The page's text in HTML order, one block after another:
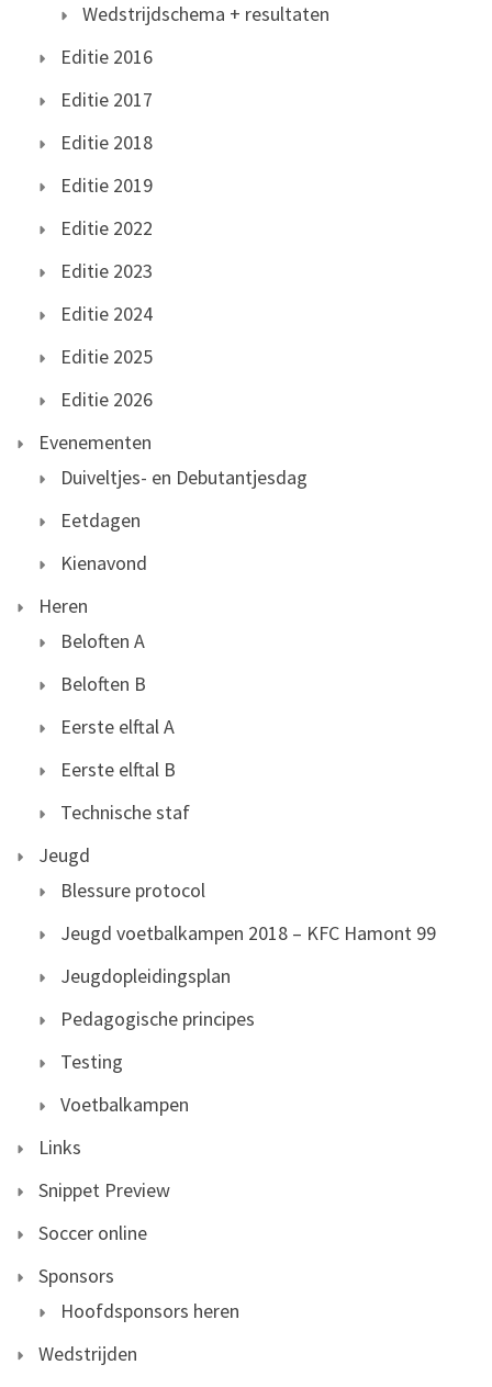
Wedstrijdschema + resultaten
Editie 2016
Editie 2017
Editie 2018
Editie 2019
Editie 2022
Editie 2023
Editie 2024
Editie 2025
Editie 2026
Evenementen
Duiveltjes- en Debutantjesdag
Eetdagen
Kienavond
Heren
Beloften A
Beloften B
Eerste elftal A
Eerste elftal B
Technische staf
Jeugd
Blessure protocol
Jeugd voetbalkampen 2018 – KFC Hamont 99
Jeugdopleidingsplan
Pedagogische principes
Testing
Voetbalkampen
Links
Snippet Preview
Soccer online
Sponsors
Hoofdsponsors heren
Wedstrijden